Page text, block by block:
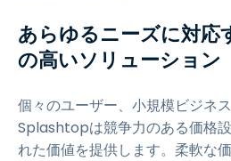
あらゆるニーズに対応
の高いソリューション
個々のユーザー、小規模ビジネ
Splashtopは競争力のある価格
れた価値を提供します。柔軟な